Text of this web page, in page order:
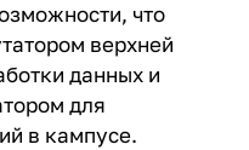
что
верхней
данных и
для
в кампусе.